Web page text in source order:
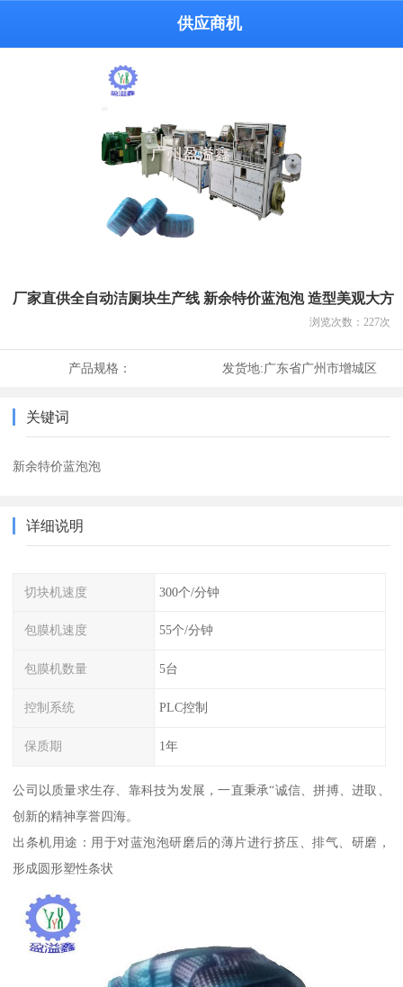
供应商机
厂家直供全自动洁厕块生产线 新余特价蓝泡泡 造型美观大方
浏览次数： 227次
产品规格： 发货地:广东省广州市增城区
关键词
新余特价蓝泡泡
详细说明
切块机速度 300个/分钟
包膜机速度 55个/分钟
包膜机数量 5台
控制系统 PLC控制
保质期 1年
公司以质量求生存、靠科技为发展，一直秉承“诚信、拼搏、进取、
创新的精神享誉四海。
出条机用途：用于对蓝泡泡研磨后的薄片进行挤压、排气、研磨，
形成圆形塑性条状